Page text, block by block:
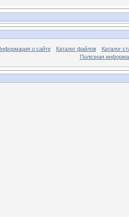
о сайте Каталог файлов
Каталог
Полезная